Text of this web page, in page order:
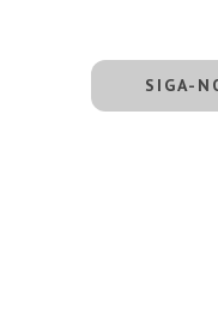
SIGA-